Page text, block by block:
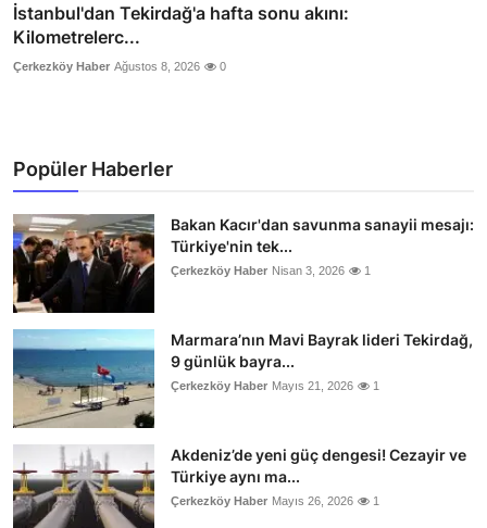
İstanbul'dan Tekirdağ'a hafta sonu akını:
Kilometrelerc...
Çerkezköy Haber Ağustos 8, 2026 0
Popüler Haberler
Bakan Kacır'dan savunma sanayii mesajı:
Türkiye'nin tek...
Çerkezköy Haber Nisan 3, 2026 1
Marmara’nın Mavi Bayrak lideri Tekirdağ,
9 günlük bayra...
Çerkezköy Haber Mayıs 21, 2026 1
Akdeniz’de yeni güç dengesi! Cezayir ve
Türkiye aynı ma...
Çerkezköy Haber Mayıs 26, 2026 1